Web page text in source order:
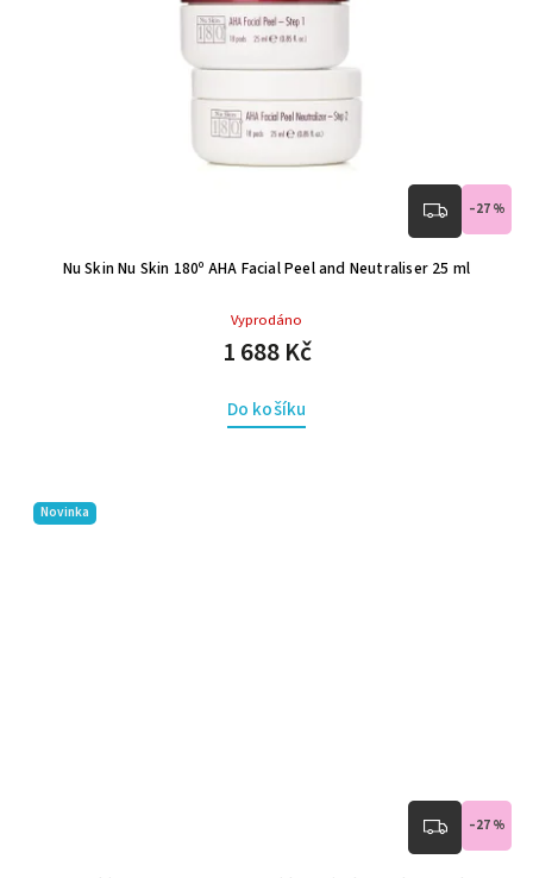
–27 %
Nu Skin Nu Skin 180º AHA Facial Peel and Neutraliser 25 ml
Vyprodáno
1 688 Kč
Do košíku
Novinka
–27 %